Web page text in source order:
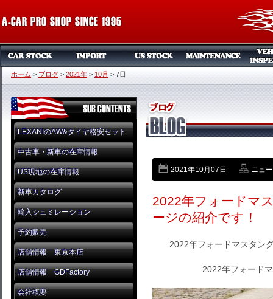
ホーム > ブログ > 2021年 > 10月 > 7日
LEXANIのAW&タイヤ格安セット
中古車・新車の在庫情報
US現地の在庫情報
新車カタログ
輸入シュミレーション
予約販売
店舗情報 東京本店
店舗情報 GDFactory
会社概要
2021年10月07日 ニュ
2022年フォードマ
ージの紹介です！
2022年フォードマスタン
2022年フォード